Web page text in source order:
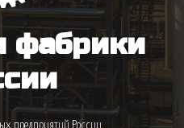
фабрики